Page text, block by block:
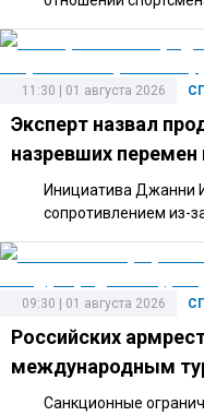
11:30 | 01 августа 2026
Эксперт назвал
назревших
Инициатива Джанни
сопротивлением из-
09:30 | 01 августа 2026
Российских
международным
Санкционные